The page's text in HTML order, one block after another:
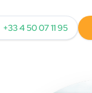
+33 4 50 07 11 95